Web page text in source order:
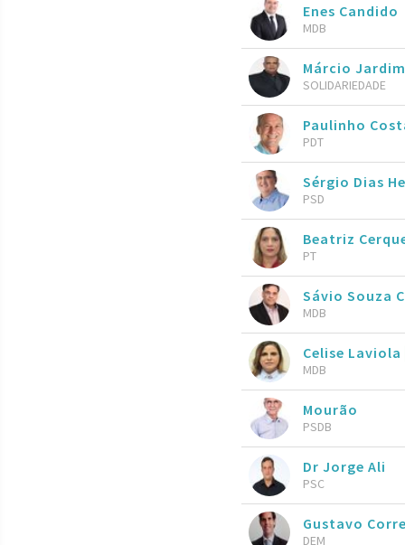
Enes Candido
MDB
Márcio Jardim
SOLIDARIEDADE
Paulinho
PDT
Sérgio Dias
PSD
Beatriz
PT
Sávio Souza
MDB
Celise Laviola
MDB
Mourão
PSDB
Dr Jorge Ali
PSC
Gustavo
DEM